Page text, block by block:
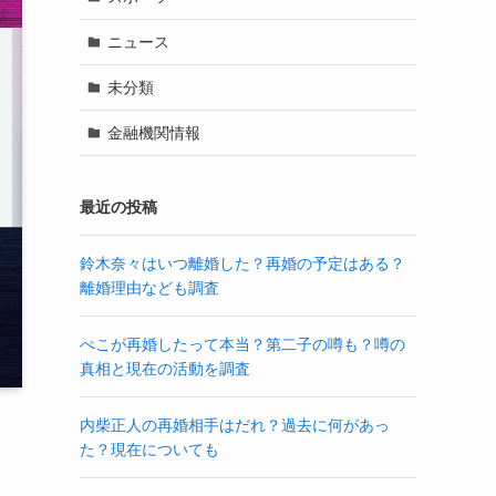
ニュース
未分類
金融機関情報
最近の投稿
鈴木奈々はいつ離婚した？再婚の予定はある？
離婚理由なども調査
ぺこが再婚したって本当？第二子の噂も？噂の
真相と現在の活動を調査
内柴正人の再婚相手はだれ？過去に何があっ
た？現在についても